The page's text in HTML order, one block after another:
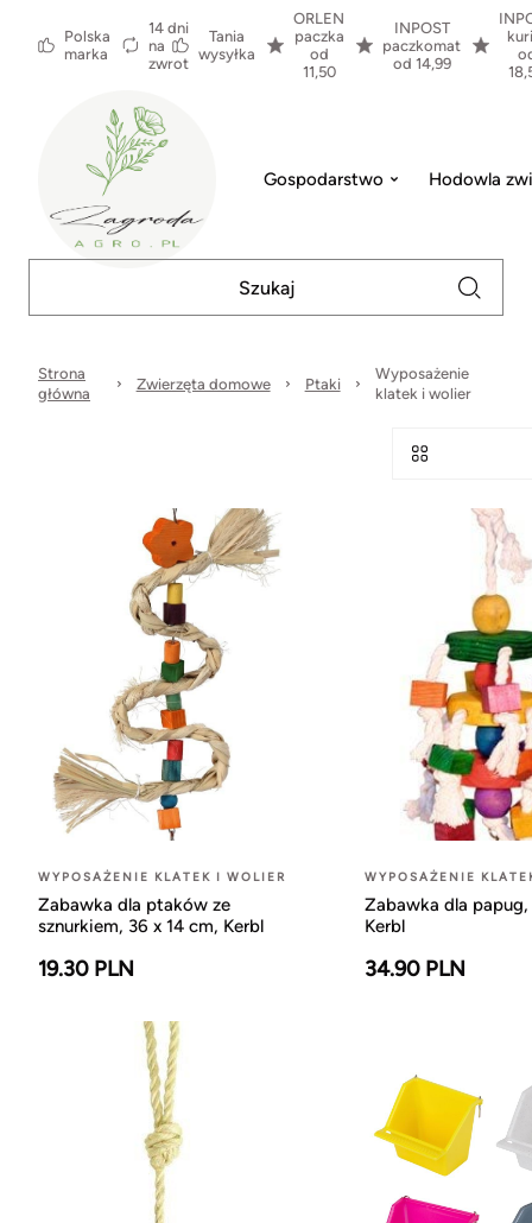
Polska
marka
14 dni
na
zwrot
Tania
wysyłka
ORLEN
paczka
od
11,50
INPOST
paczkomat
od 14,99
Gospodarstwo Hodowla
Strona
główna
Zwierzęta domowe Ptaki
Wyposażenie
klatek i wolier
WYPOSAŻENIE KLATEK I WOLIER
Zabawka dla ptaków ze
sznurkiem, 36 x 14 cm, Kerbl
19.30 PLN
WYPOSAŻENIE
Zabawka dla
Kerbl
34.90 PLN